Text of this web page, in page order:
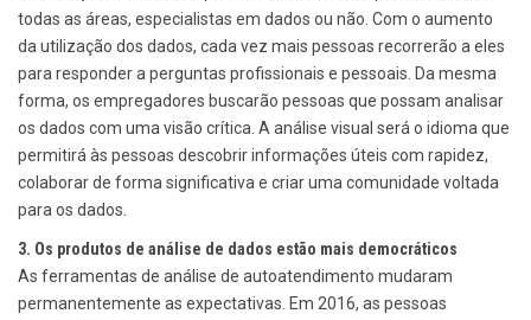
todas as áreas, especialistas em dados ou não. Com o aumento
da utilização dos dados, cada vez mais pessoas recorrerão a eles
para responder a perguntas profissionais e pessoais. Da mesma
forma, os empregadores buscarão pessoas que possam analisar
os dados com uma visão crítica. A análise visual será o idioma que
permitirá às pessoas descobrir informações úteis com rapidez,
colaborar de forma significativa e criar uma comunidade voltada
para os dados.
3. Os produtos de análise de dados estão mais democráticos
As ferramentas de análise de autoatendimento mudaram
permanentemente as expectativas. Em 2016, as pessoas